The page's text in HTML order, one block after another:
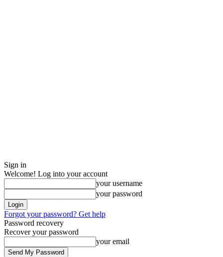
Sign in
Welcome! Log into your account
your username
your password
Forgot your password? Get help
Password recovery
Recover your password
your email